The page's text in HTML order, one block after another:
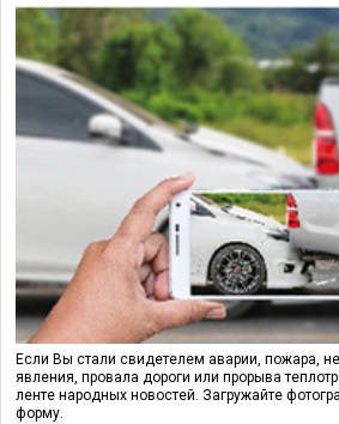
Если Вы стали свидетелем аварии, пожара,
явления, провала дороги или прорыва
ленте народных новостей. Загружайте
форму.